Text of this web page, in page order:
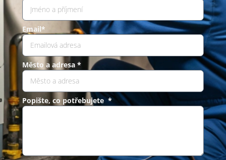
Email*
Město a adresa *
Popište, co potřebujete *